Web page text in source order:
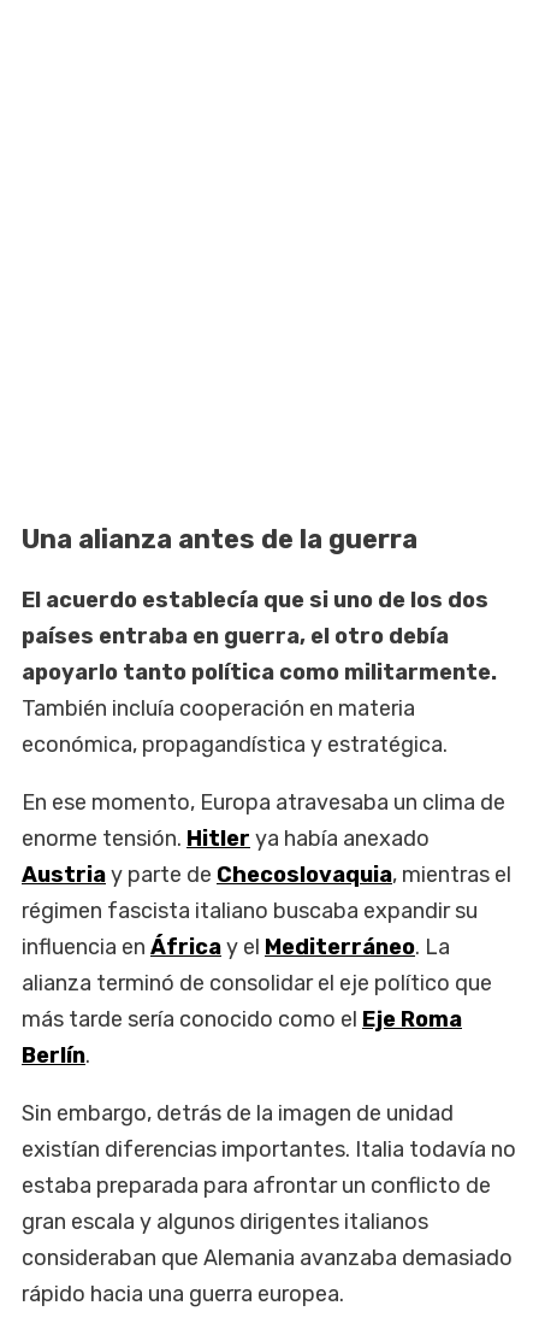
Una alianza antes de la guerra
El acuerdo establecía que si uno de los dos
países entraba en guerra, el otro debía
apoyarlo tanto política como militarmente.
También incluía cooperación en materia
económica, propagandística y estratégica.
En ese momento, Europa atravesaba un clima de
enorme tensión. Hitler ya había anexado
Austriay parte de Checoslovaquia, mientras el
régimen fascista italiano buscaba expandir su
influencia en Áfricay el Mediterráneo. La
alianza terminó de consolidar el eje político que
más tarde sería conocido como el Eje Roma
Berlín.
Sin embargo, detrás de la imagen de unidad
existían diferencias importantes. Italia todavía no
estaba preparada para afrontar un conflicto de
gran escala y algunos dirigentes italianos
consideraban que Alemania avanzaba demasiado
rápido hacia una guerra europea.